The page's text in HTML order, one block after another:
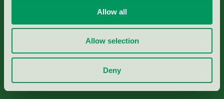
Allow all
Allow selection
Deny
Press
Om oss
Jobba hos oss